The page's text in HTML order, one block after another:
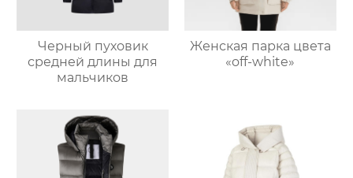
Черный пуховик
средней длины для
мальчиков
Женская парка цвета
«off-white»